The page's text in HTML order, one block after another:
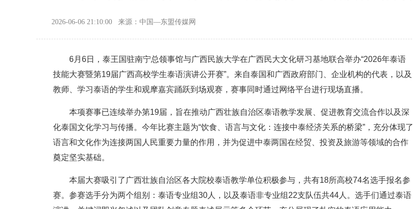
2026-06-06 21:10:00 来源：中国—东盟传媒网
6月6日，泰王国驻南宁总领事馆与广西民族大学在广西民大文化研习基地联合举办“2026年泰语
技能大赛暨第19届广西高校学生泰语演讲公开赛”。来自泰国和广西政府部门、企业机构的代表，以及
教师、学习泰语的学生和观摩嘉宾踊跃到场观赛，赛事同时通过网络平台进行现场直播。
本项赛事已连续举办第19届，旨在推动广西壮族自治区泰语教学发展、促进教育交流合作以及深
化泰国文化学习与传播。今年比赛主题为“饮食、语言与文化：连接中泰经济关系的桥梁”，充分体现了
语言和文化作为连接两国人民重要力量的作用，并为促进中泰两国在经贸、投资及旅游等领域的合作
奠定坚实基础。
本届大赛吸引了广西壮族自治区各大院校泰语教学单位积极参与，共有18所高校74名选手报名参
赛。参赛选手分为两个组别：泰语专业组30人，以及泰语非专业组22支队伍共44人。选手们通过泰语